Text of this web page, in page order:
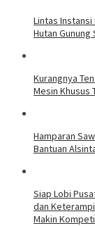
Lintas
Hutan Gunung
Kurangnya
Mesin Khusus
Hamparan
Bantuan
Siap Lobi
dan
Makin